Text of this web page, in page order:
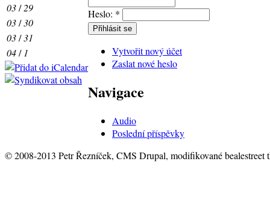
03/29
03/30
03/31
04/ 1
Heslo: *
Vytvořit nový účet
Zaslat nové heslo
Navigace
Audio
Poslední příspěvky
© 2008-2013 Petr Řezníček, CMS Drupal, modifikované bealestreet